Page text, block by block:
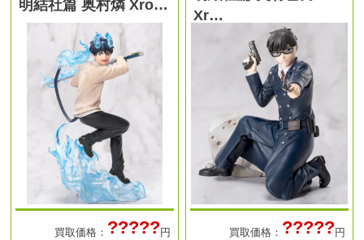
明結社篇 奥村燐 Xro…
買取価格： ?????円
Xr…
買取価格： ?????円